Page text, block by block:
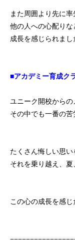
また周囲より先に率
他の人への心配り
成長を感じられまし
■アカデミー育成ク
ユニーク開校からの
その中でも一番の苦
たくさん悔しい思い
それを乗り越え、夏
この心の成長を感じ